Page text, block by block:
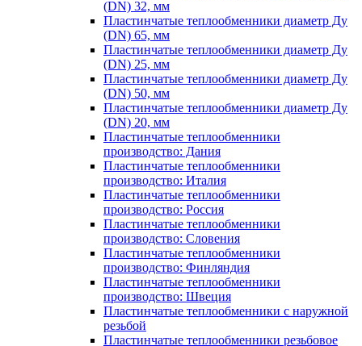
(DN) 32, мм
Пластинчатые теплообменники диаметр Ду
(DN) 65, мм
Пластинчатые теплообменники диаметр Ду
(DN) 25, мм
Пластинчатые теплообменники диаметр Ду
(DN) 50, мм
Пластинчатые теплообменники диаметр Ду
(DN) 20, мм
Пластинчатые теплообменники
производство: Дания
Пластинчатые теплообменники
производство: Италия
Пластинчатые теплообменники
производство: Россия
Пластинчатые теплообменники
производство: Словения
Пластинчатые теплообменники
производство: Финляндия
Пластинчатые теплообменники
производство: Швеция
Пластинчатые теплообменники с наружной
резьбой
Пластинчатые теплообменники резьбовое